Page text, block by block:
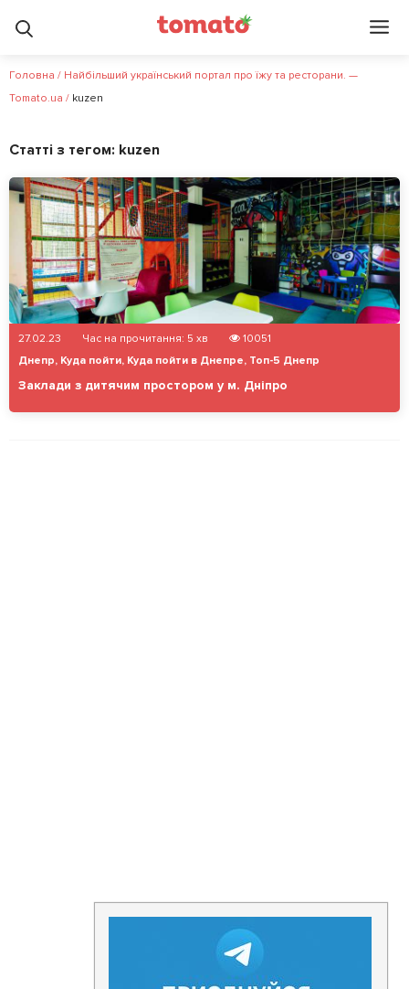
Головна / Найбільший український портал про їжу та ресторани. —
Tomato.ua / kuzen
Статті з тегом: kuzen
27.02.23 Час на прочитання: 5 хв
10051
Днепр, Куда пойти, Куда пойти в Днепре, Топ-5 Днепр
Заклади з дитячим простором у м. Дніпро